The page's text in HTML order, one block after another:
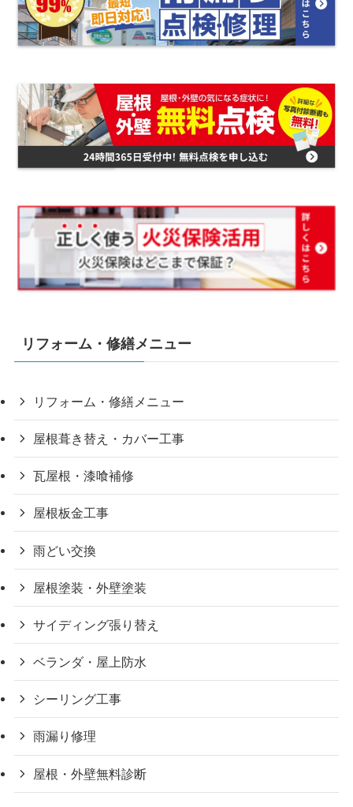
リフォーム・修繕メニュー
リフォーム・修繕メニュー
屋根葺き替え・カバー工事
瓦屋根・漆喰補修
屋根板金工事
雨どい交換
屋根塗装・外壁塗装
サイディング張り替え
ベランダ・屋上防水
シーリング工事
雨漏り修理
屋根・外壁無料診断